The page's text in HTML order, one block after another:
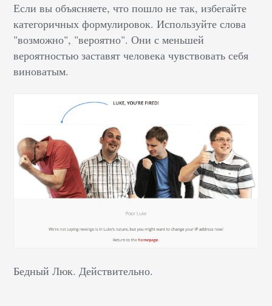
Если вы объясняете, что пошло не так, избегайте
категоричных формулировок. Используйте слова
"возможно", "вероятно". Они с меньшей
вероятностью заставят человека чувствовать себя
виноватым.
Бедный Люк. Действительно.